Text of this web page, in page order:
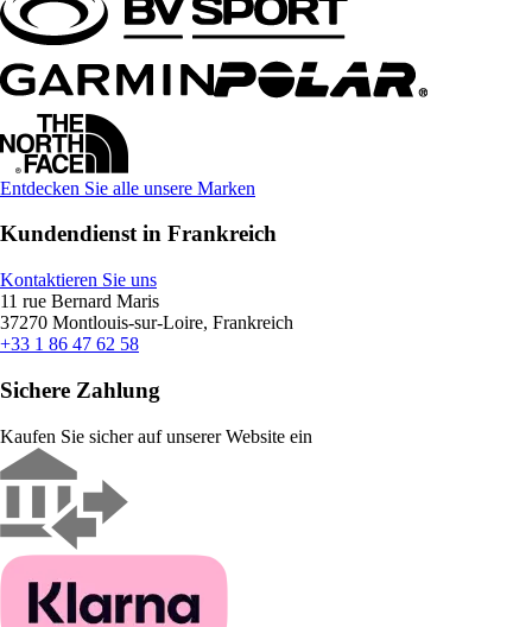
Entdecken Sie alle unsere Marken
Kundendienst in Frankreich
Kontaktieren Sie uns
11 rue Bernard Maris
37270 Montlouis-sur-Loire, Frankreich
+33 1 86 47 62 58
Sichere Zahlung
Kaufen Sie sicher auf unserer Website ein